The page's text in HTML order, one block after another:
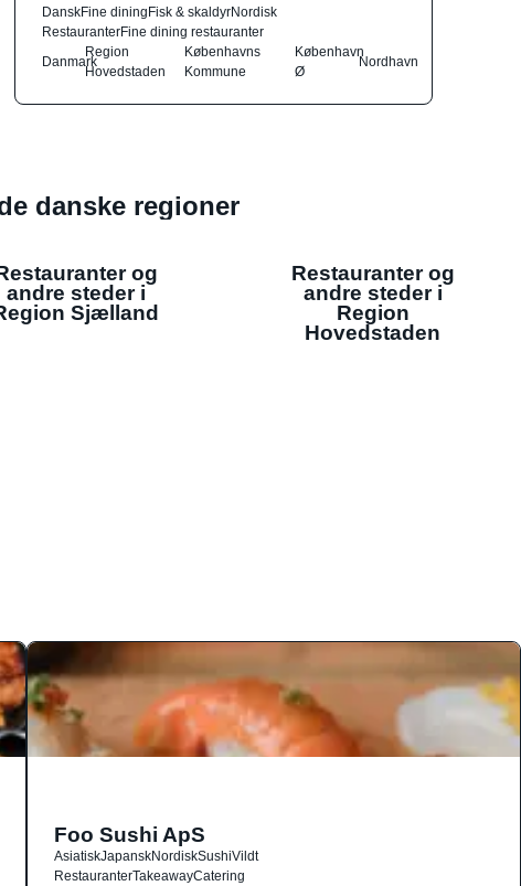
DanskFine diningFisk & skaldyrNordisk
RestauranterFine dining restauranter
Danmark
Region
Hovedstaden
Københavns
Kommune
København
Ø
Nordhavn
danske regioner
og
andre steder i
Sjælland
Restauranter og
andre steder i
Region
Hovedstaden
Foo Sushi ApS
AsiatiskJapanskNordiskSushiVildt
RestauranterTakeawayCatering